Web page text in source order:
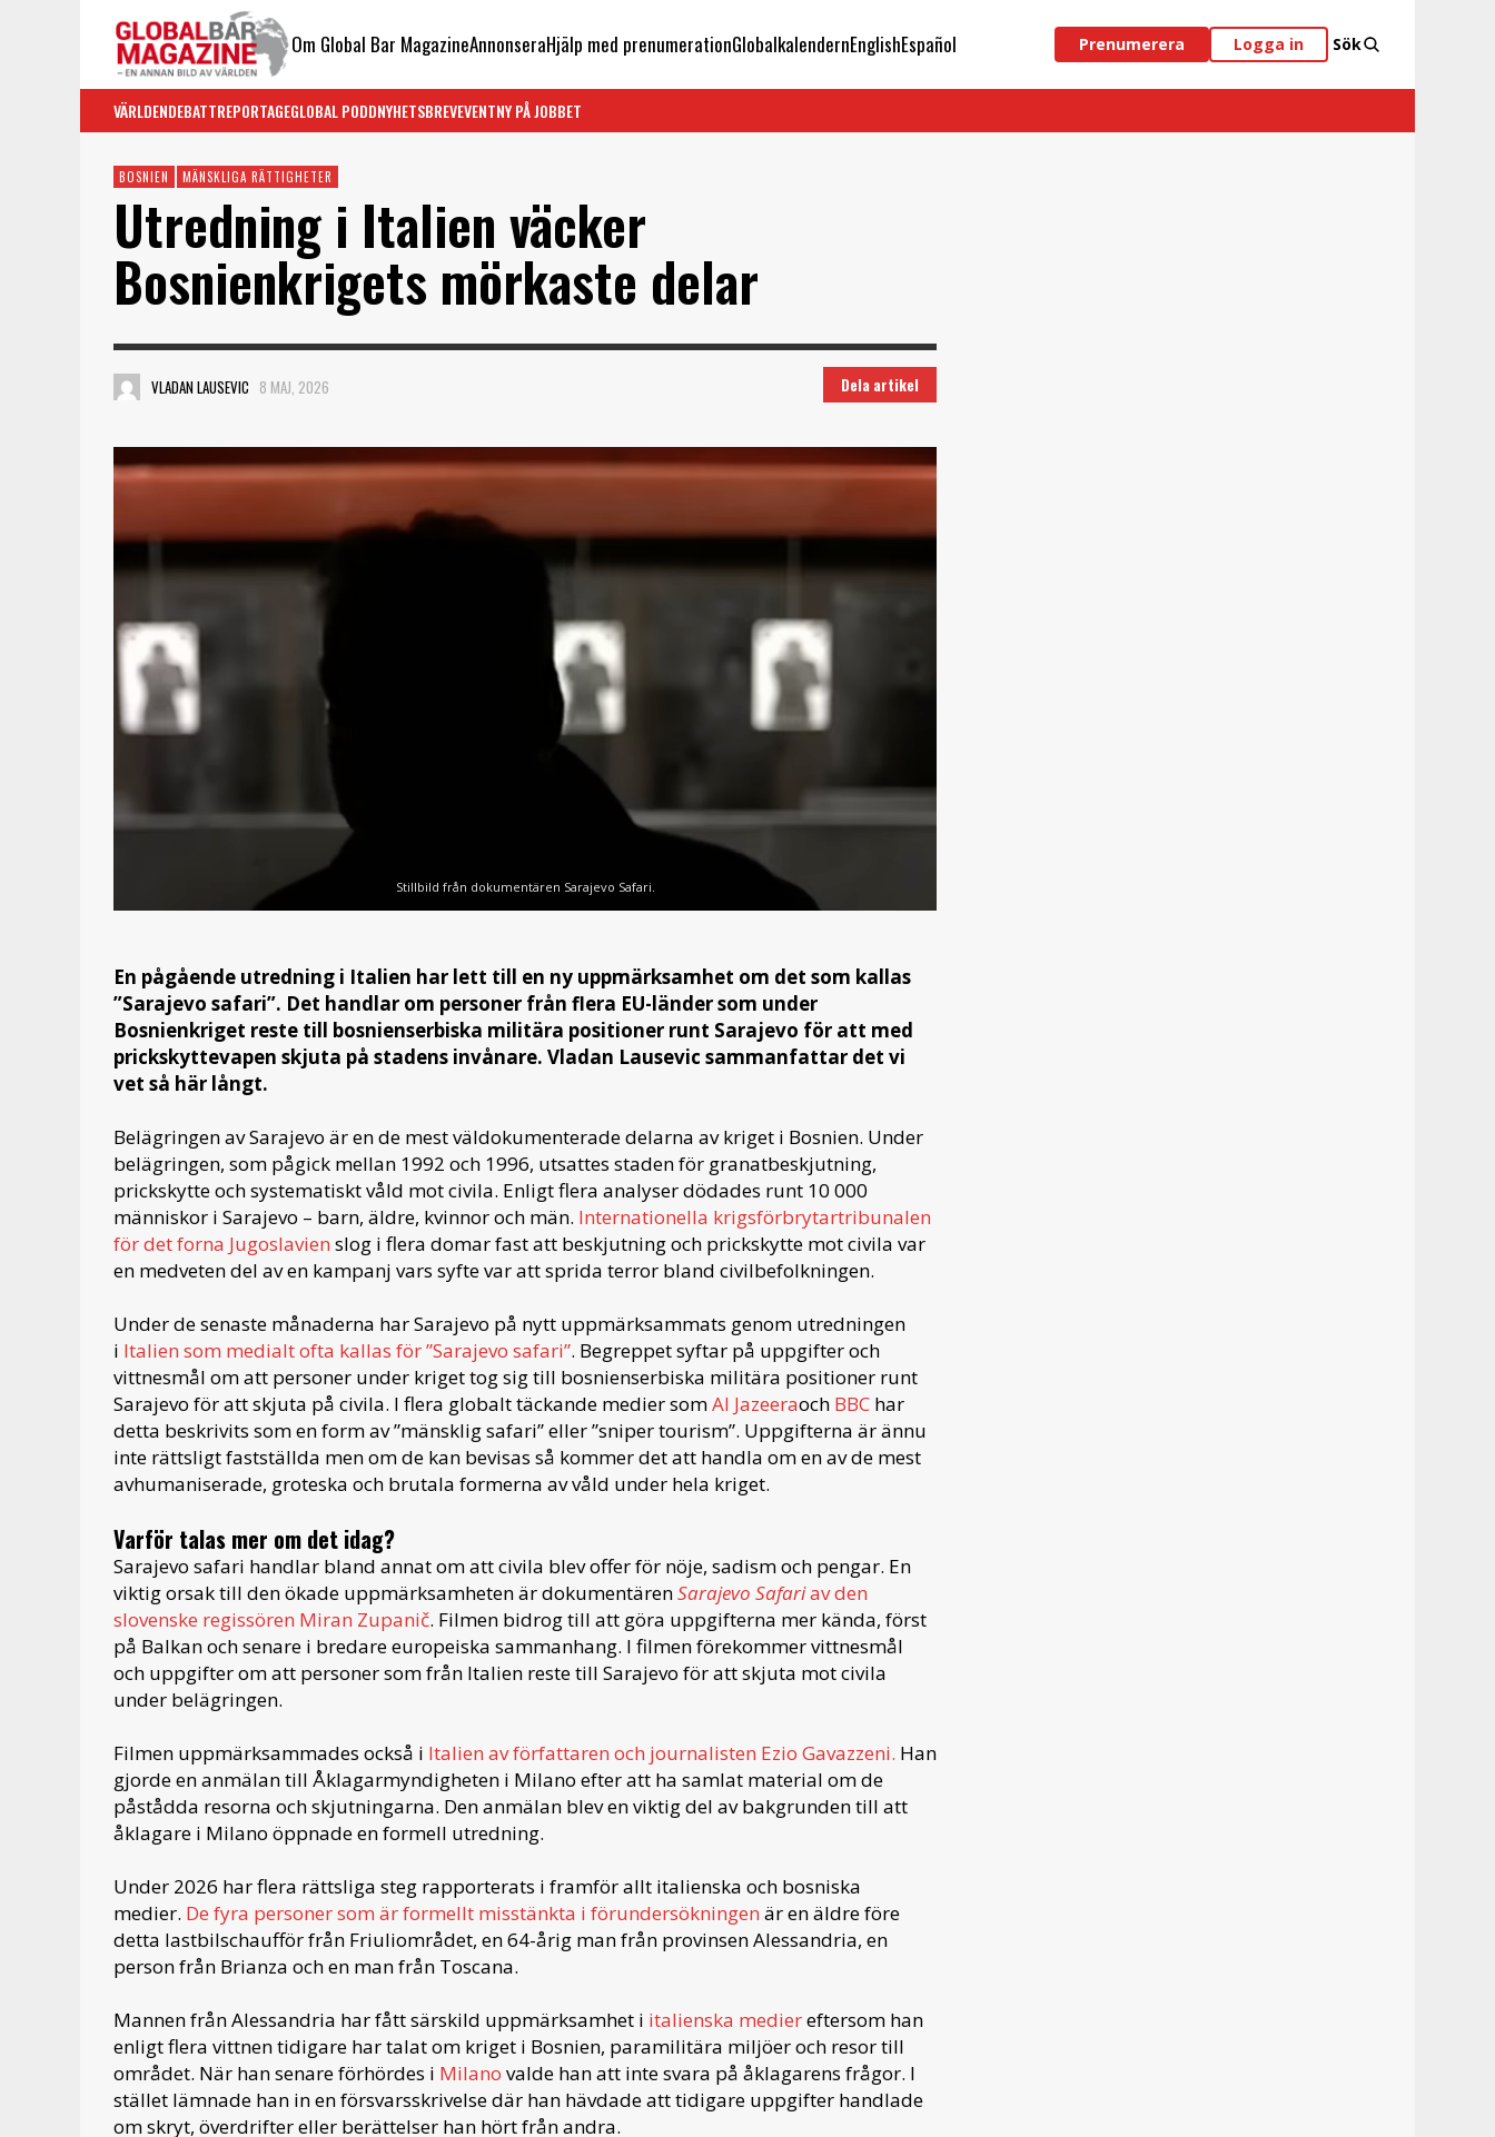
Om Global Bar MagazineAnnonseraHjälp med prenumerationGlobalkalendernEnglishEspañol Prenumerera Logga in Sök
VÄRLDENDEBATTREPORTAGEGLOBAL PODDNYHETSBREVEVENTNY PÅ JOBBET
BOSNIEN MÄNSKLIGA RÄTTIGHETER
Utredning i Italien väcker
Bosnienkrigets mörkaste delar
VLADAN LAUSEVIC 8 MAJ, 2026 Dela artikel
Stillbild från dokumentären Sarajevo Safari.
En pågående utredning i Italien har lett till en ny uppmärksamhet om det som kallas
”Sarajevo safari”. Det handlar om personer från flera EU-länder som under
Bosnienkriget reste till bosnienserbiska militära positioner runt Sarajevo för att med
prickskyttevapen skjuta på stadens invånare. Vladan Lausevic sammanfattar det vi
vet så här långt.
Belägringen av Sarajevo är en de mest väldokumenterade delarna av kriget i Bosnien. Under
belägringen, som pågick mellan 1992 och 1996, utsattes staden för granatbeskjutning,
prickskytte och systematiskt våld mot civila. Enligt flera analyser dödades runt 10 000
människor i Sarajevo – barn, äldre, kvinnor och män. Internationella krigsförbrytartribunalen
för det forna Jugoslavien slog i flera domar fast att beskjutning och prickskytte mot civila var
en medveten del av en kampanj vars syfte var att sprida terror bland civilbefolkningen.
Under de senaste månaderna har Sarajevo på nytt uppmärksammats genom utredningen
i Italien som medialt ofta kallas för ”Sarajevo safari”. Begreppet syftar på uppgifter och
vittnesmål om att personer under kriget tog sig till bosnienserbiska militära positioner runt
Sarajevo för att skjuta på civila. I flera globalt täckande medier somAl Jazeeraoch BBC har
detta beskrivits som en form av ”mänsklig safari” eller ”sniper tourism”. Uppgifterna är ännu
inte rättsligt fastställda men om de kan bevisas så kommer det att handla om en av de mest
avhumaniserade, groteska och brutala formerna av våld under hela kriget.
Varför talas mer om det idag?
Sarajevo safari handlar bland annat om att civila blev offer för nöje, sadism och pengar. En
viktig orsak till den ökade uppmärksamheten är dokumentärenSarajevo Safariav den
slovenske regissören Miran Zupanič. Filmen bidrog till att göra uppgifterna mer kända, först
på Balkan och senare i bredare europeiska sammanhang. I filmen förekommer vittnesmål
och uppgifter om att personer som från Italien reste till Sarajevo för att skjuta mot civila
under belägringen.
Filmen uppmärksammades också i Italien av författaren och journalisten Ezio Gavazzeni. Han
gjorde en anmälan till Åklagarmyndigheten i Milano efter att ha samlat material om de
påstådda resorna och skjutningarna. Den anmälan blev en viktig del av bakgrunden till att
åklagare i Milano öppnade en formell utredning.
Under 2026 har flera rättsliga steg rapporterats i framför allt italienska och bosniska
medier. De fyra personer som är formellt misstänkta i förundersökningen är en äldre före
detta lastbilschaufför från Friuliområdet, en 64-årig man från provinsen Alessandria, en
person från Brianza och en man från Toscana.
Mannen från Alessandria har fått särskild uppmärksamhet i italienska mediereftersom han
enligt flera vittnen tidigare har talat om kriget i Bosnien, paramilitära miljöer och resor till
området. När han senare förhördes i Milano valde han att inte svara på åklagarens frågor. I
stället lämnade han in en försvarsskrivelse där han hävdade att tidigare uppgifter handlade
om skryt, överdrifter eller berättelser han hört från andra.